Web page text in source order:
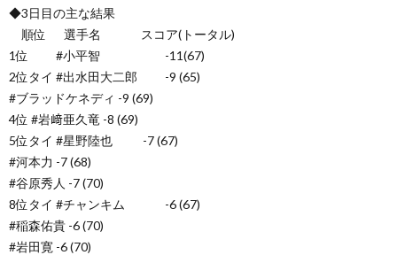
◆3日目の主な結果
順位 選手名 スコア(トータル)
1位 #小平智 -11(67)
2位タイ #出水田大二郎 -9 (65)
#ブラッドケネディ -9 (69)
4位 #岩﨑亜久竜 -8 (69)
5位タイ #星野陸也 -7 (67)
#河本力 -7 (68)
#谷原秀人 -7 (70)
8位タイ #チャンキム -6 (67)
#稲森佑貴 -6 (70)
#岩田寛 -6 (70)